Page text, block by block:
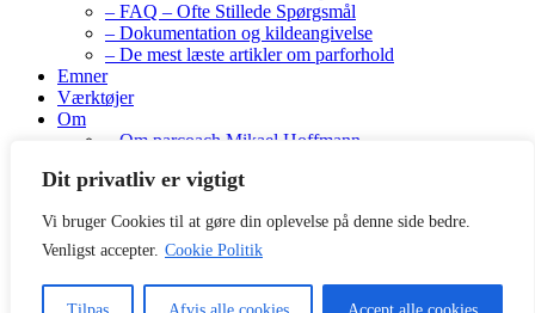
Dit privatliv er vigtigt
Vi bruger Cookies til at gøre din oplevelse på denne side bedre.
Venligst accepter. Cookie Politik
– FAQ – Ofte Stillede Spørgsmål
– Dokumentation og kildeangivelse
– De mest læste artikler om parforhold
Emner
Værktøjer
Om
– Om parcoach Mikael Hoffmann
– Anbefalinger og anmeldelser
Kontakt
Kontakt